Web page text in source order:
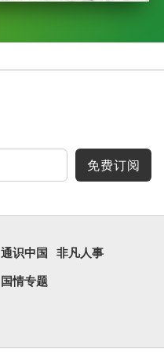
免费订阅
通识中国 非凡人事
国情专题